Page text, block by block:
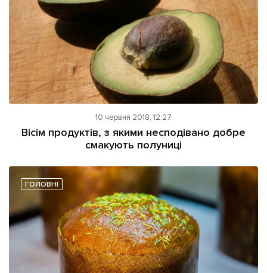
10 червня 2018, 12:27
Вісім продуктів, з якими несподівано добре
смакують полуниці
ГОЛОВНІ